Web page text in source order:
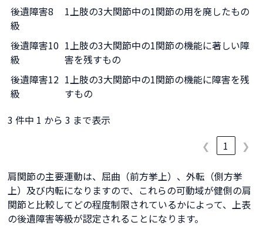
後遺障害8
級
1上肢の3大関節中の1関節の用を廃したもの
後遺障害10
級
1上肢の3大関節中の1関節の機能に著しい障
害を残すもの
後遺障害12
級
1上肢の3大関節中の1関節の機能に障害を残
すもの
3 件中 1 から 3 まで表示
❮
1 ❯
肩関節の主要運動は、屈曲（前方挙上）、外転（側方挙
上）及び内転になりますので、これらの可動域が健側の肩
関節と比較してどの程度制限されているかによって、上表
の後遺障害等級が認定されることになります。